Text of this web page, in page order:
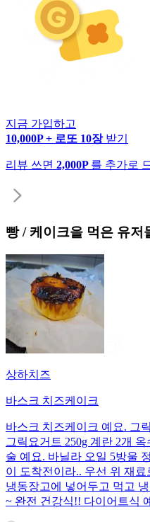
지금 가입하고
10,000P + 로또 10장 받기
리뷰 쓰면 2,000P 를 추가로
빵 / 케이크을 먹은 유저
상하치즈
바스크 치즈케이크
바스크 치즈케이크 예요. 그
그릭요거트 250g 계란 2개
술 예요. 바닐라 오일 5방울
이 도착전이라.. 우선 위 재
냉동장고에 넣어두고 먹고
~ 완전 건강식!! 다이어트식